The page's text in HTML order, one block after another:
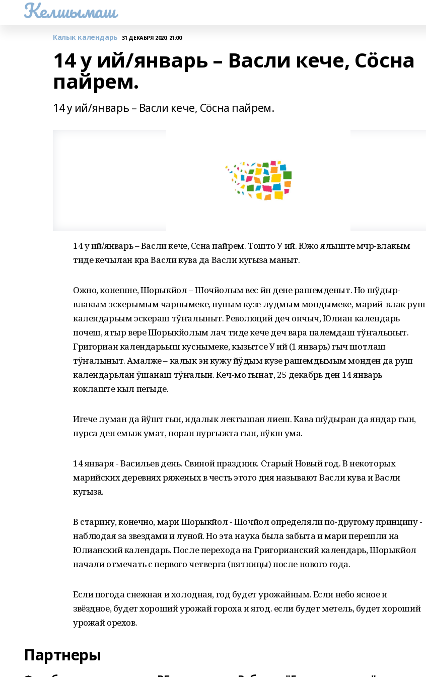
Келшымаш
Калык календарь 31 ДЕКАБРЯ 2020, 21:00
14 у ий/январь – Васли кече, Сӧсна
пайрем.
14 у ий/январь – Васли кече, Сӧсна пайрем.
14 у ий/январь – Васли кече, Сӧсна пайрем. Тошто У ий. Южо ялыште мӧчӧр-влакым
тиде кечылан кӧра Васли кува да Васли кугыза маныт.
Ожно, конешне, Шорыкйол – Шочйолым вес йӧн дене рашемденыт. Но шӱдыр-
влакым эскерымым чарнымеке, нуным кузе лудмым мондымеке, марий-влак руш
календарьым эскераш тӱҥалыныт. Революций деч ончыч, Юлиан календарь
почеш, ятыр вере Шорыкйолым лач тиде кече деч вара палемдаш тўҥалыныт.
Григориан календарьыш куснымеке, кызытсе У ий (1 январь) гыч шотлаш
тӱҥалыныт. Амалже – калык эн кужу йӱдым кузе рашемдымым монден да руш
календарьлан ӱшанаш тӱҥалын. Кеч-мо гынат, 25 декабрь ден 14 январь
коклаште кыл пегыде.
Игече луман да йӱштӧ гын, идалык лектышан лиеш. Кава шӱдыран да яндар гын,
пурса ден емыж умат, поран пургыжта гын, пӱкш ума.
14 января - Васильев день. Свиной праздник. Старый Новый год. В некоторых
марийских деревнях ряженых в честь этого дня называют Васли кува и Васли
кугыза.
В старину, конечно, мари Шорыкйол - Шочйол определяли по-другому принципу -
наблюдая за звездами и луной. Но эта наука была забыта и мари перешли на
Юлианский календарь. После перехода на Григорианский календарь, Шорыкйол
начали отмечать с первого четверга (пятницы) после нового года.
Если погода снежная и холодная, год будет урожайным. Если небо ясное и
звёздное, будет хороший урожай гороха и ягод. если будет метель, будет хороший
урожай орехов.
Партнеры